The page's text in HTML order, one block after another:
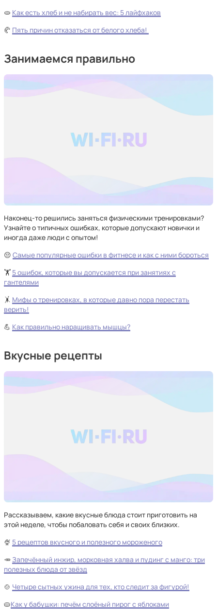
🫓 Как есть хлеб и не набирать вес: 5 лайфхаков
🥐 Пять причин отказаться от белого хлеба!
Занимаемся правильно
Наконец-то решились заняться физическими тренировками?
Узнайте о типичных ошибках, которые допускают новички и
иногда даже люди с опытом!
😔 Самые популярные ошибки в фитнесе и как с ними бороться
🏋️ 5 ошибок, которые вы допускается при занятиях с
гантелями
🤸 Мифы о тренировках, в которые давно пора перестать
верить!
💪 Как правильно наращивать мышцы?
Вкусные рецепты
Рассказываем, какие вкусные блюда стоит приготовить на
этой неделе, чтобы побаловать себя и своих близких.
🍨 5 рецептов вкусного и полезного мороженого
🥕Запечённый инжир, морковная халва и пудинг с манго: три
полезных блюда от звёзд
🍲 Четыре сытных ужина для тех, кто следит за фигурой!
🥧Как у бабушки: печём слоёный пирог с яблоками